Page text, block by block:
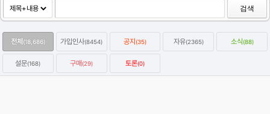
유저그룹방송
유저그룹세미나
애니메이션 / 리깅 /
기타
검색
전체 (18,686) 가입인사(8454) 공지 (35) 자유(2365) 소식(88)
설문(168) 구매(29) 토론(0)